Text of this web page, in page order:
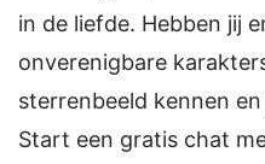
in de liefde. Hebben jij
onverenigbare
sterrenbeeld kennen
Start een gratis chat